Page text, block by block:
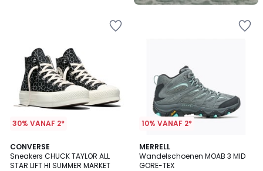
30% VANAF 2*
CONVERSE
Sneakers CHUCK TAYLOR ALL
STAR LIFT HI SUMMER MARKET
5
/
5
10% VANAF 2*
MERRELL
Wandelschoenen MOAB 3 MID
GORE-TEX
4.5
/ 5